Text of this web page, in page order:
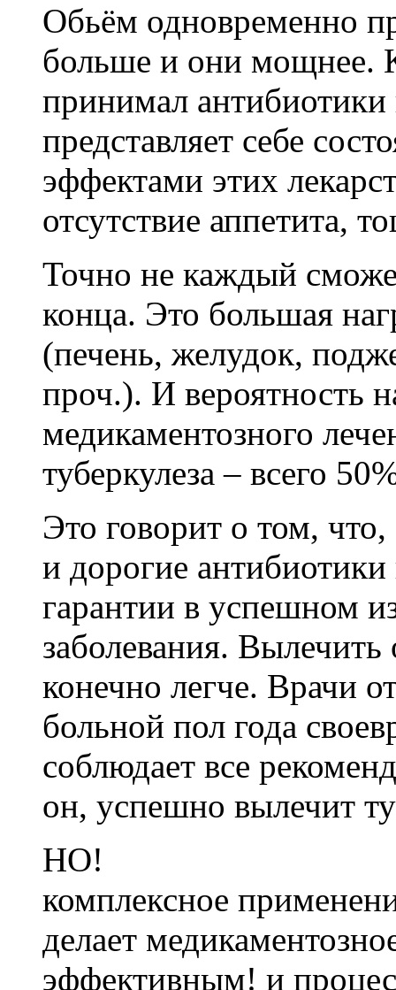
Обьём одновременно
больше и они мощнее.
принимал антибиотики
представляет себе
эффектами этих
отсутствие аппетита,
Точно не каждый
конца. Это большая
(печень, желудок,
проч.). И вероятность
медикаментозного
туберкулеза – всего
Это говорит о том,
и дорогие
гарантии в успешном
заболевания.
конечно легче. Врачи
больной пол года
соблюдает все
он, успешно вылечит
НО!
комплексное
делает
эффективным! и